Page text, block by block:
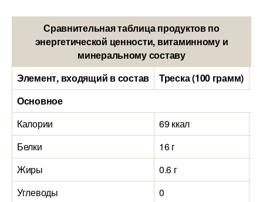
Сравнительная таблица продуктов по
энергетической ценности, витаминному и
минеральному составу
Элемент, входящий в состав
Треска (100 грамм)
Основное
Калории
69 ккал
Белки
16 г
Жиры
0.6 г
Углеводы
0